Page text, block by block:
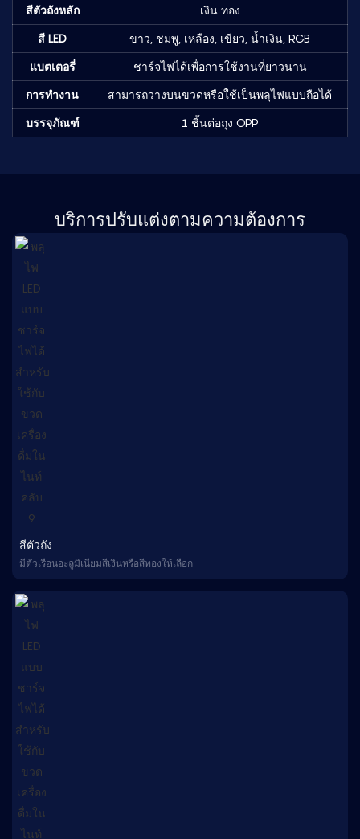
สีตัวถังหลัก เงิน ทอง
สี LED ขาว, ชมพู, เหลือง, เขียว, น้ำเงิน, RGB
แบตเตอรี่ ชาร์จไฟได้เพื่อการใช้งานที่ยาวนาน
การทำงาน สามารถวางบนขวดหรือใช้เป็นพลุไฟแบบถือได้
บรรจุภัณฑ์ 1 ชิ้นต่อถุง OPP
บริการปรับแต่งตามความต้องการ
สีตัวถัง
มีตัวเรือนอะลูมิเนียมสีเงินหรือสีทองให้เลือก